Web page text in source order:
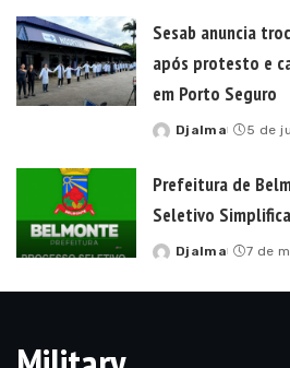
Sesab anuncia
após protesto e
em Porto Seguro
Posted
Djalma 5 de
Prefeitura de
Seletivo
Posted
Djalma 7 de